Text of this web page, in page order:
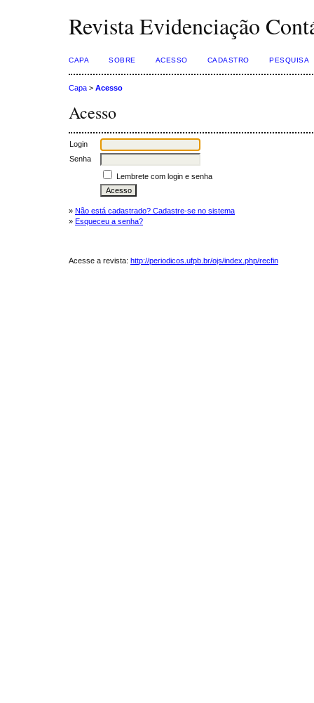
Revista Evidenciação
CAPA SOBRE ACESSO CADASTRO PESQUISA
Capa > Acesso
Acesso
Login
Senha
Lembrete com login e senha
» Não está cadastrado? Cadastre-se no sistema
» Esqueceu a senha?
Acesse a revista: http://periodicos.ufpb.br/ojs/index.php/recfin